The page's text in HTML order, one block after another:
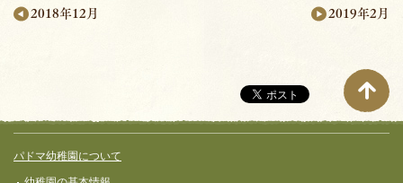
ペ
ー
ジ
2018年12月 2019年2月
フッターコンテンツ
パドマ幼稚園について